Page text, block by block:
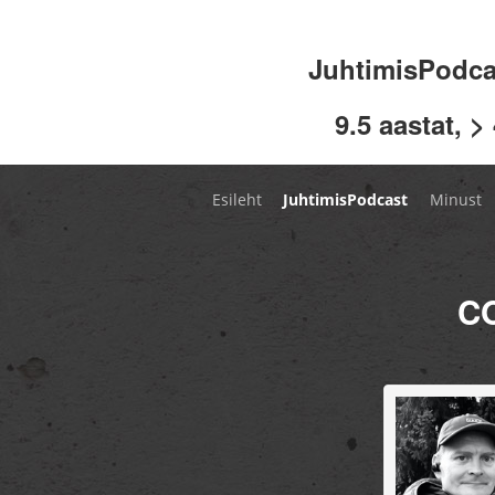
9.5 aastat,
Esileht JuhtimisPodcast Minust